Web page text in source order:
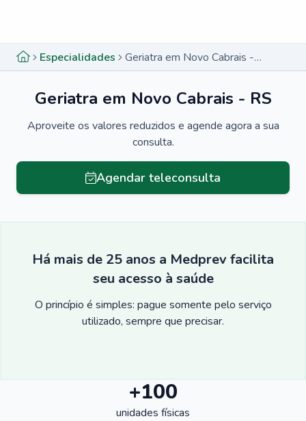
Especialidades Geriatra em Novo Cabrais - RS
Geriatra em Novo Cabrais - RS
Aproveite os valores reduzidos e agende agora a sua
consulta.
Agendar teleconsulta
Há mais de 25 anos a Medprev facilita
seu acesso à saúde
O princípio é simples: pague somente pelo serviço
utilizado, sempre que precisar.
+100
unidades físicas